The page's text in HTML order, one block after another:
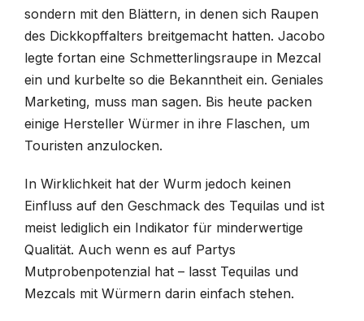
sondern mit den Blättern, in denen sich Raupen
des Dickkopffalters breitgemacht hatten. Jacobo
legte fortan eine Schmetterlingsraupe in Mezcal
ein und kurbelte so die Bekanntheit ein. Geniales
Marketing, muss man sagen. Bis heute packen
einige Hersteller Würmer in ihre Flaschen, um
Touristen anzulocken.
In Wirklichkeit hat der Wurm jedoch keinen
Einfluss auf den Geschmack des Tequilas und ist
meist lediglich ein Indikator für minderwertige
Qualität. Auch wenn es auf Partys
Mutprobenpotenzial hat – lasst Tequilas und
Mezcals mit Würmern darin einfach stehen.